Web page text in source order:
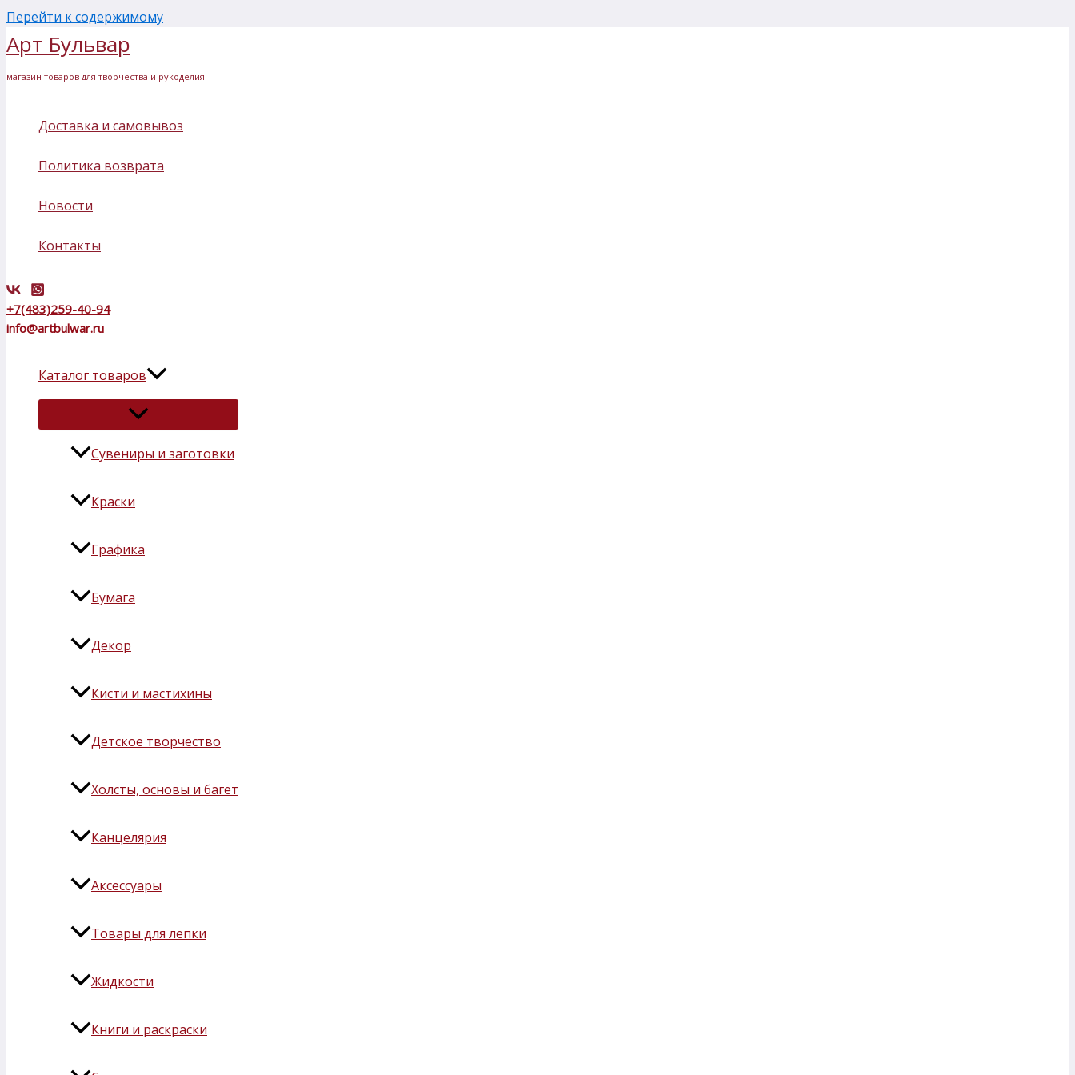
Перейти к содержимому
Арт Бульвар
магазин товаров для творчества и рукоделия
Доставка и самовывоз
Политика возврата
Новости
Контакты
+7(483)259-40-94
info@artbulwar.ru
Каталог товаров
Сувениры и заготовки
Краски
Графика
Бумага
Декор
Кисти и мастихины
Детское творчество
Холсты, основы и багет
Канцелярия
Аксессуары
Товары для лепки
Жидкости
Книги и раскраски